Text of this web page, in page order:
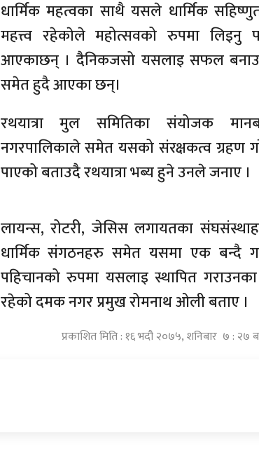
धार्मिक महत्वका साथै यसले धार्मिक
महत्त्व रहेकाेले महोत्सवको रुपमा लिइनु
आएकाछन् । दैनिकजसो यसलाइ सफल
समेत हुदै आएका छन्।
रथयात्रा मुल समितिका संयोजक
नगरपालिकाले समेत यसको संरक्षकत्व ग्रहण
पाएको बताउदै रथयात्रा भब्य हुने उनले जनाए ।
लायन्स, रोटरी, जेसिस लगायतका
धार्मिक संगठनहरु समेत यसमा एक बन्दै
पहिचानको रुपमा यसलाइ स्थापित
रहेको दमक नगर प्रमुख रोमनाथ ओली बताए ।
प्रकाशित मिति : १६ भदौ २०७५, शनिबार ७ : २७